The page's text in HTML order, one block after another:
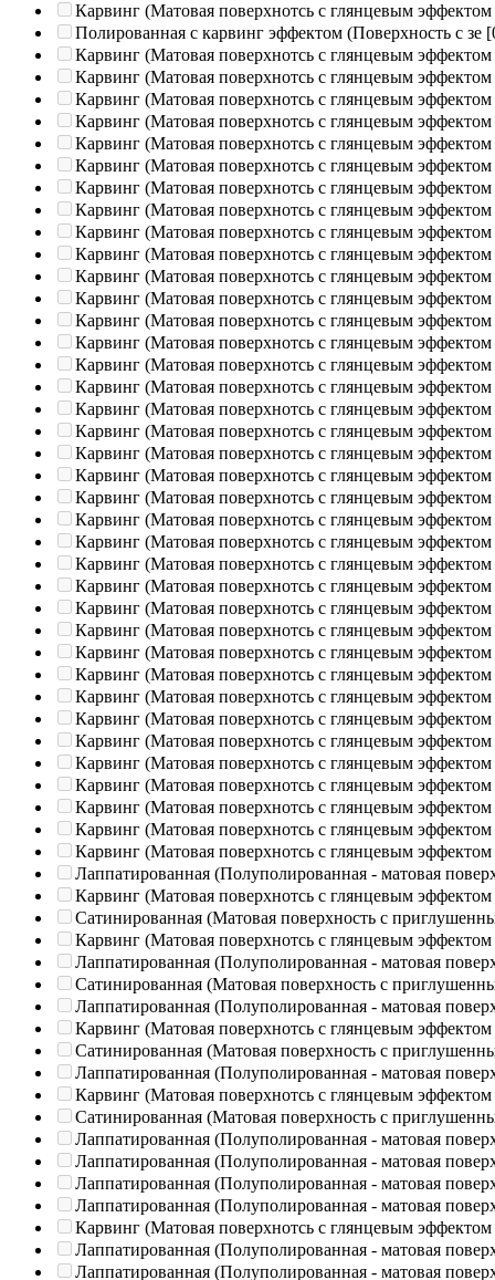
Карвинг (Матовая поверхнотсь с глянцевым эффектом
Полированная c карвинг эффектом (Поверхность с зе
Карвинг (Матовая поверхнотсь с глянцевым эффектом
Карвинг (Матовая поверхнотсь с глянцевым эффектом
Карвинг (Матовая поверхнотсь с глянцевым эффектом
Карвинг (Матовая поверхнотсь с глянцевым эффектом
Карвинг (Матовая поверхнотсь с глянцевым эффектом
Карвинг (Матовая поверхнотсь с глянцевым эффектом
Карвинг (Матовая поверхнотсь с глянцевым эффектом
Карвинг (Матовая поверхнотсь с глянцевым эффектом
Карвинг (Матовая поверхнотсь с глянцевым эффектом
Карвинг (Матовая поверхнотсь с глянцевым эффектом
Карвинг (Матовая поверхнотсь с глянцевым эффектом
Карвинг (Матовая поверхнотсь с глянцевым эффектом
Карвинг (Матовая поверхнотсь с глянцевым эффектом
Карвинг (Матовая поверхнотсь с глянцевым эффектом
Карвинг (Матовая поверхнотсь с глянцевым эффектом
Карвинг (Матовая поверхнотсь с глянцевым эффектом
Карвинг (Матовая поверхнотсь с глянцевым эффектом
Карвинг (Матовая поверхнотсь с глянцевым эффектом
Карвинг (Матовая поверхнотсь с глянцевым эффектом
Карвинг (Матовая поверхнотсь с глянцевым эффектом
Карвинг (Матовая поверхнотсь с глянцевым эффектом
Карвинг (Матовая поверхнотсь с глянцевым эффектом
Карвинг (Матовая поверхнотсь с глянцевым эффектом
Карвинг (Матовая поверхнотсь с глянцевым эффектом
Карвинг (Матовая поверхнотсь с глянцевым эффектом
Карвинг (Матовая поверхнотсь с глянцевым эффектом
Карвинг (Матовая поверхнотсь с глянцевым эффектом
Карвинг (Матовая поверхнотсь с глянцевым эффектом
Карвинг (Матовая поверхнотсь с глянцевым эффектом
Карвинг (Матовая поверхнотсь с глянцевым эффектом
Карвинг (Матовая поверхнотсь с глянцевым эффектом
Карвинг (Матовая поверхнотсь с глянцевым эффектом
Карвинг (Матовая поверхнотсь с глянцевым эффектом
Карвинг (Матовая поверхнотсь с глянцевым эффектом
Карвинг (Матовая поверхнотсь с глянцевым эффектом
Карвинг (Матовая поверхнотсь с глянцевым эффектом
Карвинг (Матовая поверхнотсь с глянцевым эффектом
Лаппатированная (Полуполированная - матовая
Карвинг (Матовая поверхнотсь с глянцевым эффектом
Сатинированная (Матовая поверхность с
Карвинг (Матовая поверхнотсь с глянцевым эффектом
Лаппатированная (Полуполированная - матовая
Сатинированная (Матовая поверхность с
Лаппатированная (Полуполированная - матовая
Карвинг (Матовая поверхнотсь с глянцевым эффектом
Сатинированная (Матовая поверхность с
Лаппатированная (Полуполированная - матовая
Карвинг (Матовая поверхнотсь с глянцевым эффектом
Сатинированная (Матовая поверхность с
Лаппатированная (Полуполированная - матовая
Лаппатированная (Полуполированная - матовая
Лаппатированная (Полуполированная - матовая
Лаппатированная (Полуполированная - матовая
Карвинг (Матовая поверхнотсь с глянцевым эффектом
Лаппатированная (Полуполированная - матовая
Лаппатированная (Полуполированная - матовая